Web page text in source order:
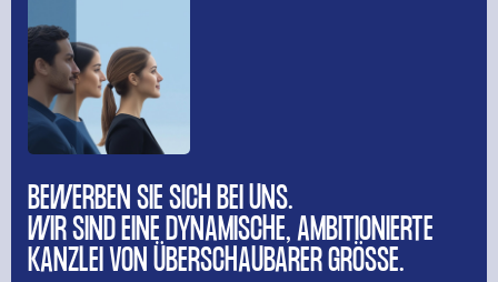
BEWERBEN SIE SICH BEI UNS.
WIR SIND EINE DYNAMISCHE, AMBITIONIERTE
KANZLEI VON ÜBERSCHAUBARER GRÖSSE.